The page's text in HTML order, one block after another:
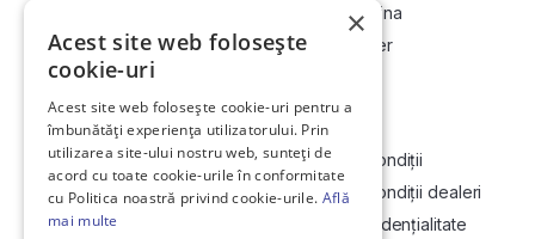
Cum vând la licitație?
Vinde-ți mașina
Devino dealer
Link-uri utile
Informații utile vizionare
Contact
Soluționarea Online a litigiilor
Compania
Termeni și condiții
Termeni și condiții dealeri
Politică confidențialitate
×
Acest site web folosește
cookie-uri
Acest site web folosește cookie-uri pentru a
îmbunătăți experiența utilizatorului. Prin
utilizarea site-ului nostru web, sunteți de
acord cu toate cookie-urile în conformitate
cu Politica noastră privind cookie-urile. Află
mai multe